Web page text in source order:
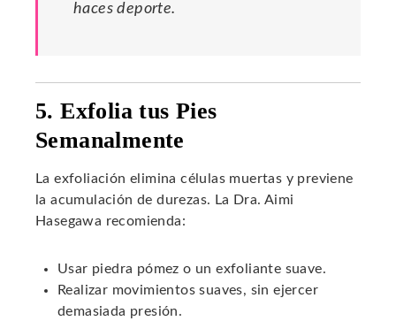
haces deporte.
5. Exfolia tus Pies
Semanalmente
La exfoliación elimina células muertas y previene
la acumulación de durezas. La Dra. Aimi
Hasegawa recomienda:
Usar piedra pómez o un exfoliante suave.
Realizar movimientos suaves, sin ejercer
demasiada presión.